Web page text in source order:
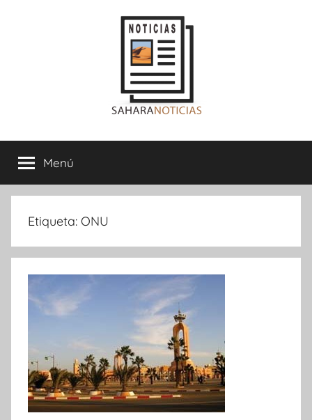
Sahara
Noticias
Menú
Etiqueta: ONU